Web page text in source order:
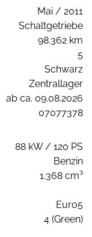
Mai / 2011
Schaltgetriebe
98.362 km
5
Schwarz
Zentrallager
ab ca. 09.08.2026
07077378
88 kW / 120 PS
Benzin
1.368 cm³
Euro5
4 (Green)